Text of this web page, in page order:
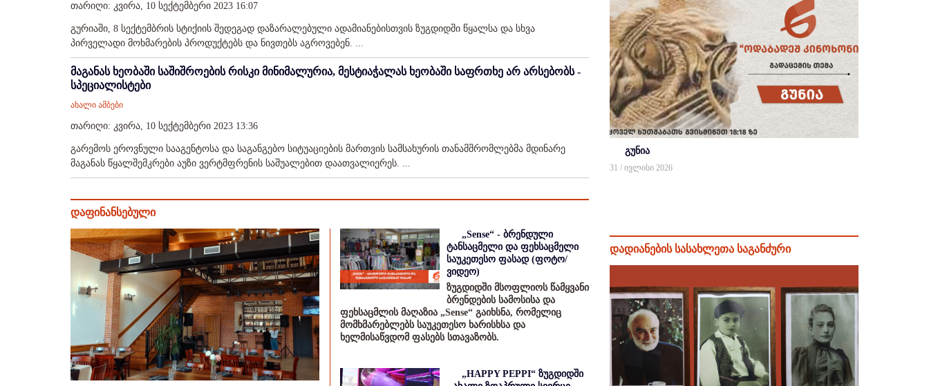
თარიღი: კვირა, 10 სექტემბერი 2023 16:07
გურიაში, 8 სექტემბრის სტიქიის შედეგად დაზარალებული ადამიანებისთვის ზუგდიდში წყალსა და სხვა
პირველადი მოხმარების პროდუქტებს და ნივთებს აგროვებენ. ...
მაგანას ხეობაში საშიშროების რისკი მინიმალურია, მესტიაჭალას ხეობაში საფრთხე არ არსებობს -
სპეციალისტები
ახალი ამბები
თარიღი: კვირა, 10 სექტემბერი 2023 13:36
გარემოს ეროვნული სააგენტოსა და საგანგებო სიტუაციების მართვის სამსახურის თანამშრომლებმა მდინარე
მაგანას წყალშემკრები აუზი ვერტმფრენის საშუალებით დაათვალიერეს. ...
დაფინანსებული
„Sense“ - ბრენდული
ტანსაცმელი და ფეხსაცმელი
საუკეთესო ფასად (ფოტო/
ვიდეო)
ზუგდიდში მსოფლიოს წამყვანი
ბრენდების სამოსისა და
ფეხსაცმლის მაღაზია „Sense“ გაიხსნა, რომელიც
მომხმარებლებს საუკეთესო ხარისხსა და
ხელმისაწვდომ ფასებს სთავაზობს.
„HAPPY PEPPI“ ზუგდიდში
გუნია
31 / ივლისი 2026
დადიანების სასახლეთა საგანძური